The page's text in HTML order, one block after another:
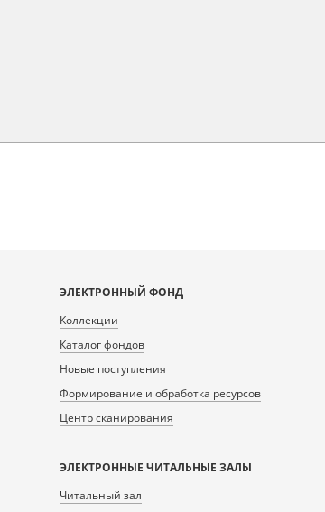
ЭЛЕКТРОННЫЙ ФОНД
Коллекции
Каталог фондов
Новые поступления
Формирование и обработка ресурсов
Центр сканирования
ЭЛЕКТРОННЫЕ ЧИТАЛЬНЫЕ ЗАЛЫ
Читальный зал